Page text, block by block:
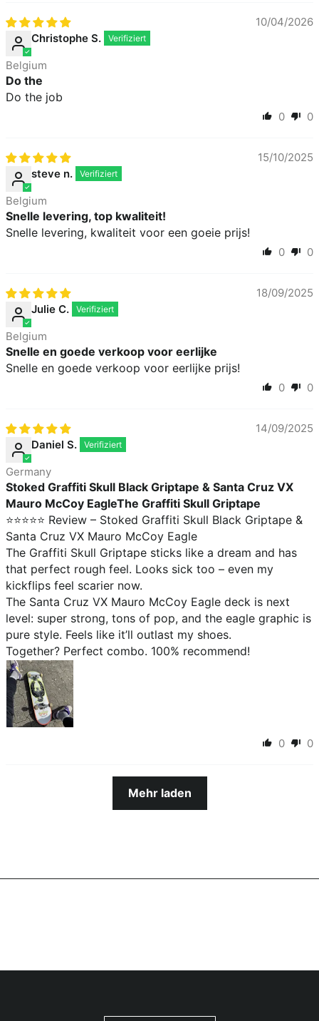
10/04/2026
Christophe S.
Belgium
Do the
Do the job
0 0
15/10/2025
steve n.
Belgium
Snelle levering, top kwaliteit!
Snelle levering, kwaliteit voor een goeie prijs!
0 0
18/09/2025
Julie C.
Belgium
Snelle en goede verkoop voor eerlijke
Snelle en goede verkoop voor eerlijke prijs!
0 0
14/09/2025
Daniel S.
Germany
Stoked Graffiti Skull Black Griptape & Santa Cruz VX
Mauro McCoy EagleThe Graffiti Skull Griptape
⭐️⭐️⭐️⭐️⭐️ Review – Stoked Graffiti Skull Black Griptape &
Santa Cruz VX Mauro McCoy Eagle
The Graffiti Skull Griptape sticks like a dream and has
that perfect rough feel. Looks sick too – even my
kickflips feel scarier now.
The Santa Cruz VX Mauro McCoy Eagle deck is next
level: super strong, tons of pop, and the eagle graphic is
pure style. Feels like it’ll outlast my shoes.
Together? Perfect combo. 100% recommend!
0 0
Mehr laden